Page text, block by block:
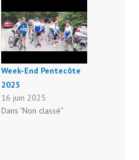
Week-End Pentecôte
2025
16 juin 2025
Dans "Non classé"